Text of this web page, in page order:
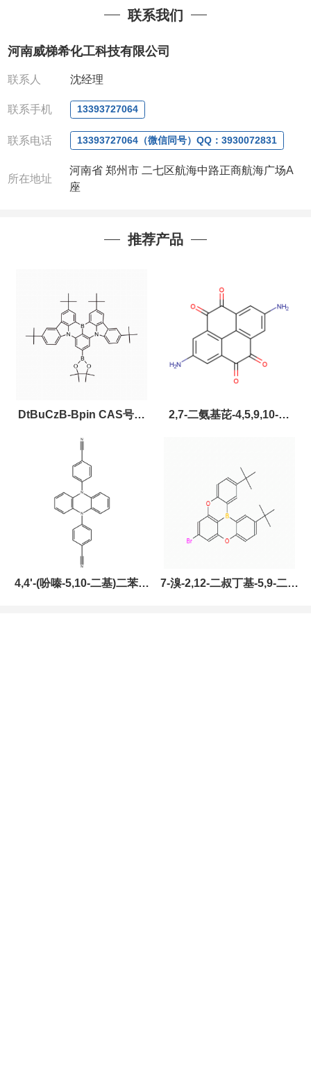
我司对高校及科研单位先发货和
作中有用到的试剂,欢迎前来询购,如若出现质量问题,
63377391/13393727064
QQ:3930072831
联系人: 沈晓东(欢迎致电,或QQ、微信联系)
联系我们
河南威梯希化工科技有限公司
联系人 沈经理
联系手机 13393727064
联系电话 13393727064（微信同号）QQ：3930072831
所在地址
河南省 郑州市 二七区航海中路正商航海广场A
座
推荐产品
DtBuCzB-Bpin CAS号：
2643331-97-7
2,7-二氨基芘-4,5,9,10-四
现货促销，可分装，高校研
究所 先发后付
4,4'-(吩嗪-5,10-二基)二苯甲 7-溴-2,12-二叔丁基-5,9-二氧